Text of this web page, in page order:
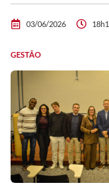
03/06/2026
GESTÃO